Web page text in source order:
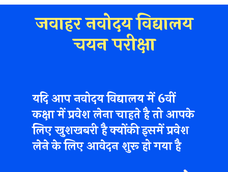
जवाहर नवोदय विद्यालय
चयन परीक्षा
यदि आप नवोदय विद्यालय में 6वीं
कक्षा में प्रवेश लेना चाहते है तो आपके
लिए खुशखबरी है क्योंकी इसमें प्रवेश
लेने के लिए आवेदन शुरू हो गया है